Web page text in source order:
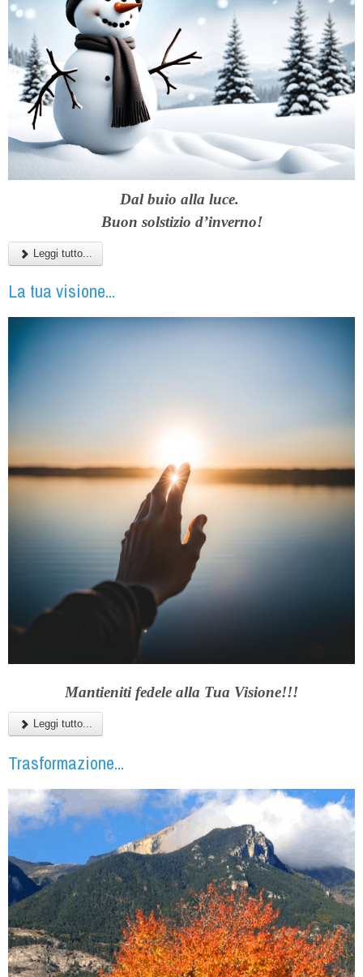
Dal buio alla luce.
Buon solstizio d’inverno!
Leggi tutto...
La tua visione...
Mantieniti fedele alla Tua Visione!!!
Leggi tutto...
Trasformazione...